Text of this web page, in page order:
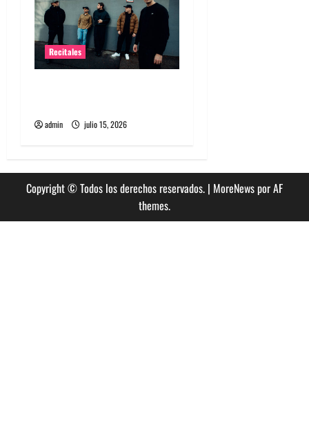
Recitales
admin julio 15, 2026
Copyright © Todos los derechos reservados. | MoreNewspor AF
themes.